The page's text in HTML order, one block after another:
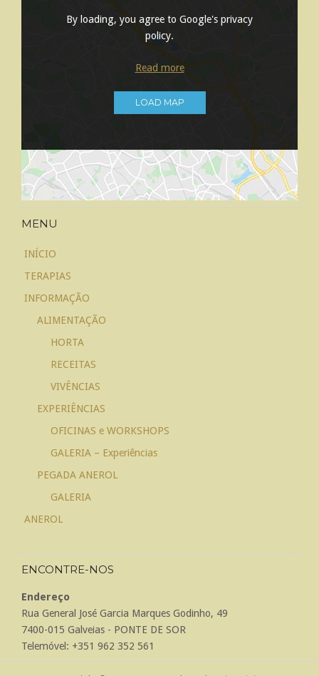
By loading, you agree to Google's privacy
policy.
Read more
LOAD MAP
MENU
INÍCIO
TERAPIAS
INFORMAÇÃO
ALIMENTAÇÃO
HORTA
RECEITAS
VIVÊNCIAS
EXPERIÊNCIAS
OFICINAS e WORKSHOPS
GALERIA – Experiências
PEGADA ANEROL
GALERIA
ANEROL
ENCONTRE-NOS
Endereço
Rua General José Garcia Marques Godinho, 49
7400-015 Galveias - PONTE DE SOR
Telemóvel: +351 962 352 561